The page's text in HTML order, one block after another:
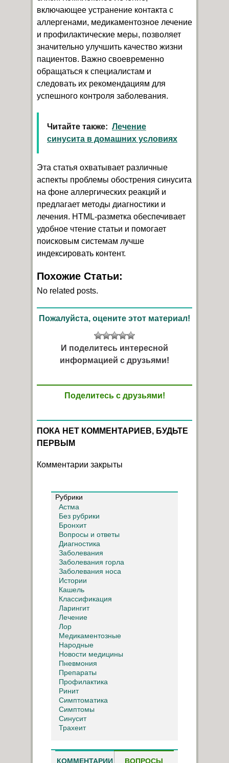
включающее устранение контакта с
аллергенами, медикаментозное лечение
и профилактические меры, позволяет
значительно улучшить качество жизни
пациентов. Важно своевременно
обращаться к специалистам и
следовать их рекомендациям для
успешного контроля заболевания.
Читайте также: Лечение
синусита в домашних условиях
Эта статья охватывает различные
аспекты проблемы обострения синусита
на фоне аллергических реакций и
предлагает методы диагностики и
лечения. HTML-разметка обеспечивает
удобное чтение статьи и помогает
поисковым системам лучше
индексировать контент.
Похожие Статьи:
No related posts.
Пожалуйста, оцените этот материал!
И поделитесь интересной
информацией с друзьями!
Поделитесь с друзьями!
ПОКА НЕТ КОММЕНТАРИЕВ, БУДЬТЕ
ПЕРВЫМ
Комментарии закрыты
Рубрики
Астма
Без рубрики
Бронхит
Вопросы и ответы
Диагностика
Заболевания
Заболевания горла
Заболевания носа
Истории
Кашель
Классификация
Ларингит
Лечение
Лор
Медикаментозные
Народные
Новости медицины
Пневмония
Препараты
Профилактика
Ринит
Симптоматика
Симптомы
Синусит
Трахеит
КОММЕНТАРИИ ВОПРОСЫ